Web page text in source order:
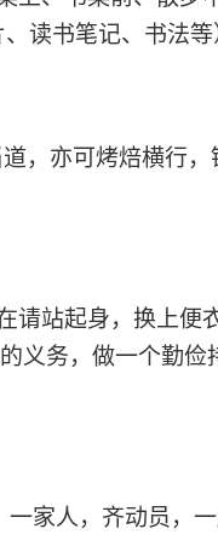
读书笔记、书法等
，亦可烤焙横行
请站起身，换上便
义务， 做一个勤俭
家人，齐动员，